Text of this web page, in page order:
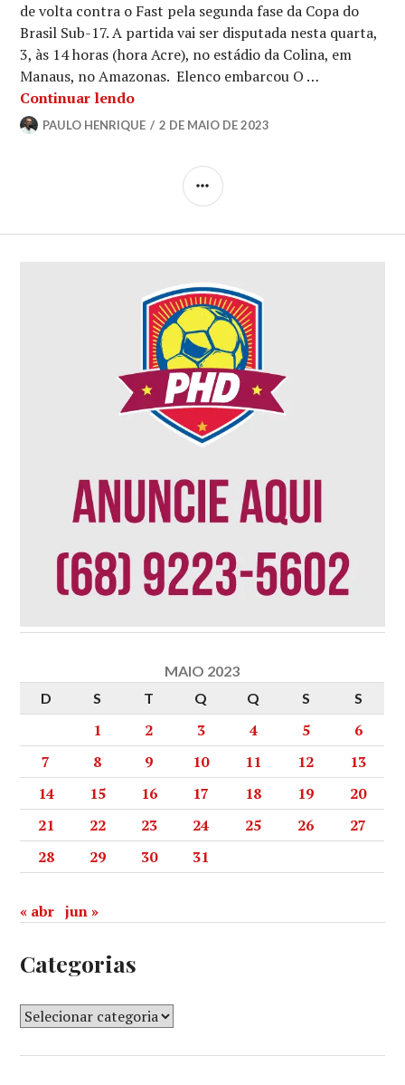
de volta contra o Fast pela segunda fase da Copa do
Brasil Sub-17. A partida vai ser disputada nesta quarta,
3, às 14 horas (hora Acre), no estádio da Colina, em
Manaus, no Amazonas. Elenco embarcou O …
Continuar lendo
PAULO HENRIQUE 2 DE MAIO DE 2023
MAIO 2023
D
S T Q Q S S
1 2 3 4 5
6
7
8 9 10 11 12
13
14
15 16 17 18 19
20
21
22 23 24 25 26
27
28
29 30 31
« abr jun »
Categorias